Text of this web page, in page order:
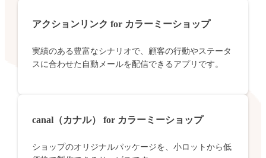
アクションリンク for カラーミーショップ
実績のある豊富なシナリオで、顧客の行動やステータ
スに合わせた自動メールを配信できるアプリです。
canal（カナル） for カラーミーショップ
ショップのオリジナルパッケージを、小ロットから低